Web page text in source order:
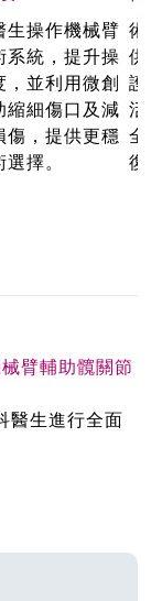
生操作機械臂
系統，提升操
，並利用微創
縮細傷口及減
傷，提供更穩
擇。
術
供
護
活
全
復
臂輔助髖關節
醫生進行全面